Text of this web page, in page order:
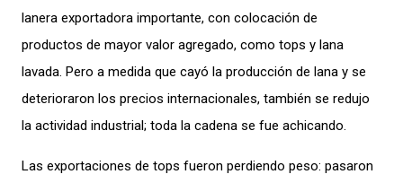
lanera exportadora importante, con colocación de
productos de mayor valor agregado, como tops y lana
lavada. Pero a medida que cayó la producción de lana y se
deterioraron los precios internacionales, también se redujo
la actividad industrial; toda la cadena se fue achicando.
Las exportaciones de tops fueron perdiendo peso: pasaron